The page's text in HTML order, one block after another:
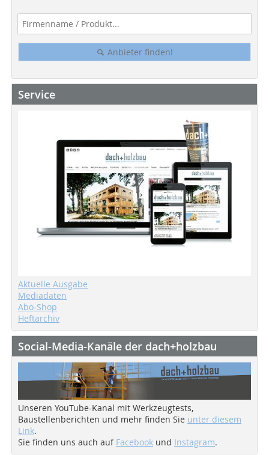
Anbieter finden!
Service
Aktuelle Ausgabe
Mediadaten
Abo-Shop
Heftarchiv
Social-Media-Kanäle der dach+holzbau
Unseren YouTube-Kanal mit Werkzeugtests,
Baustellenberichten und mehr finden Sie unter diesem
Link.
Sie finden uns auch auf Facebook und Instagram.